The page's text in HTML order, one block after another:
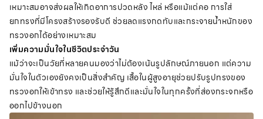
เหมาะสมอาจส่งผลให้เกิดอาการปวดหลัง ไหล่ หรือแม้แต่คอ การใส่
ยกทรงที่มีโครงสร้างรองรับดี ช่วยลดแรงกดทับและกระจายน้ำหนักของ
ทรวงอกได้อย่างเหมาะสม
เพิ่มความมั่นใจในชีวิตประจำวัน
แม้ว่าจะเป็นวัยที่หลายคนมองว่าไม่ต้องเน้นรูปลักษณ์ภายนอก แต่ความ
มั่นใจในตัวเองยังคงเป็นสิ่งสำคัญ เสื้อในผู้สูงอายุช่วยปรับรูปทรงของ
ทรวงอกให้เข้าทรง และช่วยให้รู้สึกดีและมั่นใจในทุกครั้งที่ส่องกระจกหรือ
ออกไปข้างนอก